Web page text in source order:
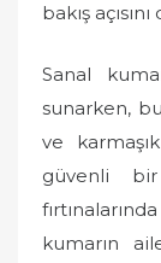
bakış
Sanal
sunarken,
ve
güvenli
kumarın